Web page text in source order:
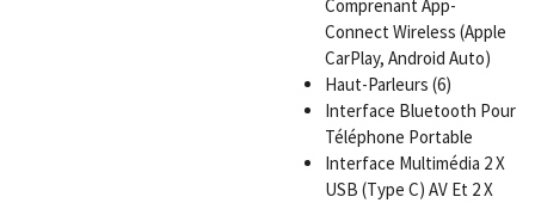
Comprenant App-
Connect Wireless (Apple
CarPlay, Android Auto)
Haut-Parleurs (6)
Interface Bluetooth Pour
Téléphone Portable
Interface Multimédia 2 X
USB (Type C) AV Et 2 X